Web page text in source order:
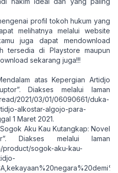
profil tokoh hukum yang
melihatnya melalui website
juga dapat mendownload
tersedia di Playstore maupun
sekarang juga!!!
atas Kepergian Artidjo
Diakses melalui laman
2021/03/01/06090661/duka-
alkostar-algojo-para-
1 Maret 2021.
Aku Kau Kutangkap: Novel
Diakses melalui laman
product/sogok-aku-kau-